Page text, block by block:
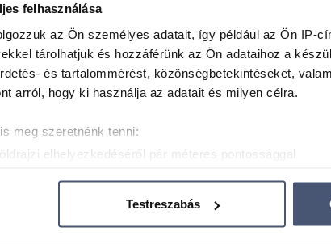
felhasználása
az Ön személyes adatait, így például az Ön IP-
tárolhatjuk és hozzáférünk az Ön adataihoz a
és tartalommérést, közönségbetekintéseket,
arról, hogy ki használja az adatait és milyen célra.
meg szeretnénk tenni:
elhelyezkedéséről pár méteres pontossággal
feldolgozási módjairól és adja meg preferenciáit
a Sütinyilatkozathoz való hozzájárulását.
Testreszabás
állampolgárként
Meglévő
függetlenül
köztartozás esetén Büntetlen
ha a feleség
Egyikőtök